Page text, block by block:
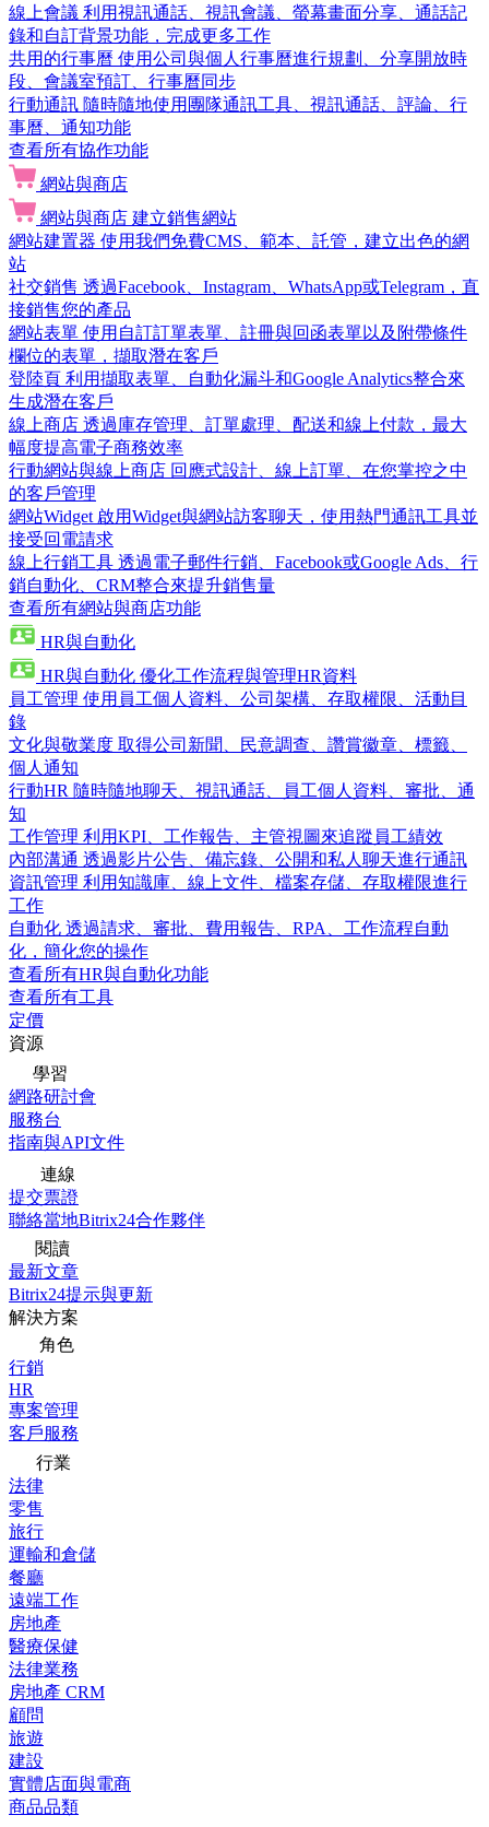
線上會議 利用視訊通話、視訊會議、螢幕畫面分享、通話記
錄和自訂背景功能，完成更多工作
共用的行事曆 使用公司與個人行事曆進行規劃、分享開放時
段、會議室預訂、行事曆同步
行動通訊 隨時隨地使用團隊通訊工具、視訊通話、評論、行
事曆、通知功能
查看所有協作功能
網站與商店
網站與商店 建立銷售網站
網站建置器 使用我們免費CMS、範本、託管，建立出色的網
站
社交銷售 透過Facebook、Instagram、WhatsApp或Telegram，直
接銷售您的產品
網站表單 使用自訂訂單表單、註冊與回函表單以及附帶條件
欄位的表單，擷取潛在客戶
登陸頁 利用擷取表單、自動化漏斗和Google Analytics整合來
生成潛在客戶
線上商店 透過庫存管理、訂單處理、配送和線上付款，最大
幅度提高電子商務效率
行動網站與線上商店 回應式設計、線上訂單、在您掌控之中
的客戶管理
網站Widget 啟用Widget與網站訪客聊天，使用熱門通訊工具並
接受回電請求
線上行銷工具 透過電子郵件行銷、Facebook或Google Ads、行
銷自動化、CRM整合來提升銷售量
查看所有網站與商店功能
HR與自動化
HR與自動化 優化工作流程與管理HR資料
員工管理 使用員工個人資料、公司架構、存取權限、活動目
錄
文化與敬業度 取得公司新聞、民意調查、讚賞徽章、標籤、
個人通知
行動HR 隨時隨地聊天、視訊通話、員工個人資料、審批、通
知
工作管理 利用KPI、工作報告、主管視圖來追蹤員工績效
內部溝通 透過影片公告、備忘錄、公開和私人聊天進行通訊
資訊管理 利用知識庫、線上文件、檔案存儲、存取權限進行
工作
自動化 透過請求、審批、費用報告、RPA、工作流程自動
化，簡化您的操作
查看所有HR與自動化功能
查看所有工具
定價
資源
學習
網路研討會
服務台
指南與API文件
連線
提交票證
聯絡當地Bitrix24合作夥伴
閱讀
最新文章
Bitrix24提示與更新
解決方案
角色
行銷
HR
專案管理
客戶服務
行業
法律
零售
旅行
運輸和倉儲
餐廳
遠端工作
房地產
醫療保健
法律業務
房地產 CRM
顧問
旅遊
建設
實體店面與電商
商品品類